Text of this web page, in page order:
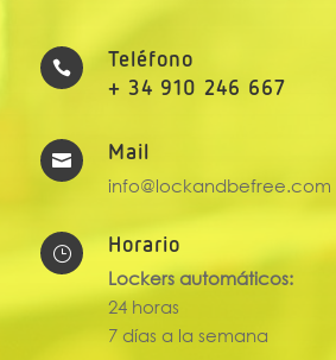

Teléfono
+ 34 910 246 667
 Mail
info@lockandbefree.com
} Horario
Lockers automáticos:
24 horas
7 días a la semana